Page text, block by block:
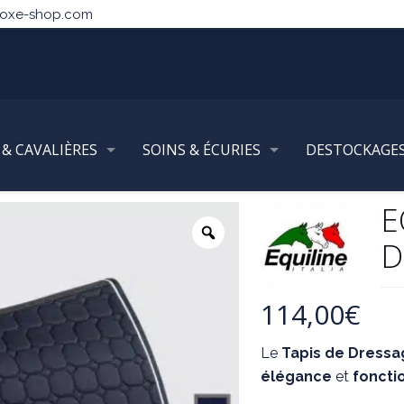
shop.com
CAVALIÈRES SOINS & ÉCURIES
& AMORTISSEURS Tapis de Dressage
114,00€
Le Tapis de
élégance et